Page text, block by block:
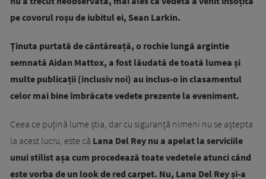
pe covorul roșu de iubitul ei, Sean Larkin.
Ținuta purtată de cântăreață, o rochie lungă argintie
semnată Aidan Mattox, a fost lăudată de toată lumea și
multe publicații (inclusiv noi) au inclus-o în clasamentul
celor mai bine îmbrăcate vedete prezente la eveniment.
Ceea ce puțină lume știa, dar cu siguranță nimeni nu se aștepta
la acest lucru, este că Lana Del Rey nu a apelat la serviciile
unui stilist așa cum procedează toate vedetele atunci când
este vorba de un look de red carpet. Nu, Lana Del Rey și-a